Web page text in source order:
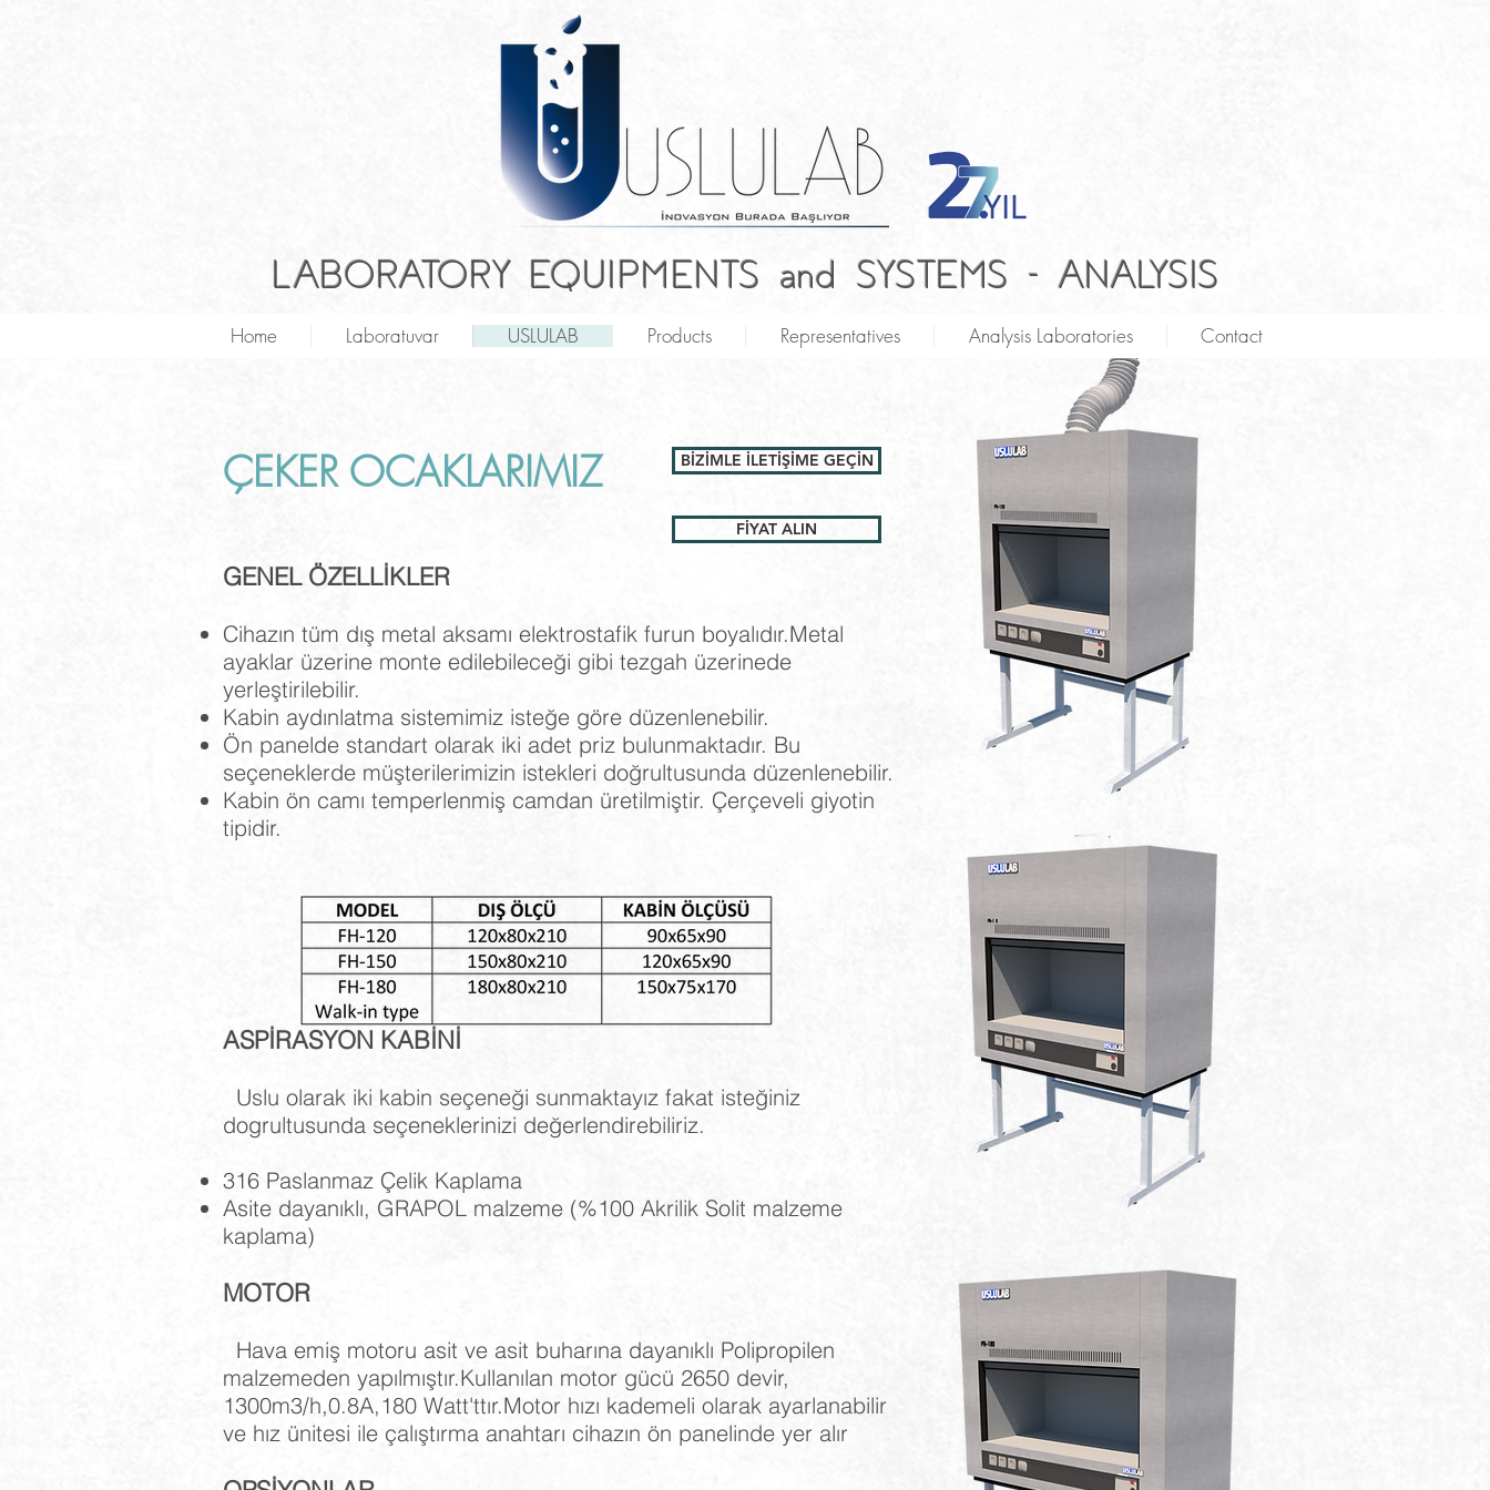
LABORATORY EQUIPMENTS and SYSTEMS - ANALYSIS
Home Laboratuvar USLULAB Products Representatives Analysis Laboratories Contact
ÇEKER OCAKLARIMIZ
GENEL ÖZELLİKLER
Cihazın tüm dış metal aksamı elektrostafik furun boyalıdır.Metal
ayaklar üzerine monte edilebileceği gibi tezgah üzerinede
yerleştirilebilir.
Kabin aydınlatma sistemimiz isteğe göre düzenlenebilir.
Ön panelde standart olarak iki adet priz bulunmaktadır. Bu
seçeneklerde müşterilerimizin istekleri doğrultusunda düzenlenebilir.
Kabin ön camı temperlenmiş camdan üretilmiştir. Çerçeveli giyotin
tipidir.
ASPİRASYON KABİNİ
Uslu olarak iki kabin seçeneği sunmaktayız fakat isteğiniz
dogrultusunda seçeneklerinizi değerlendirebiliriz.
316 Paslanmaz Çelik Kaplama
Asite dayanıklı, GRAPOL malzeme (%100 Akrilik Solit malzeme
kaplama)
MOTOR
Hava emiş motoru asit ve asit buharına dayanıklı Polipropilen
malzemeden yapılmıştır.Kullanılan motor gücü 2650 devir,
1300m3/h,0.8A,180 Watt'ttır.Motor hızı kademeli olarak ayarlanabilir
ve hız ünitesi ile çalıştırma anahtarı cihazın ön panelinde yer alır
BİZİMLE İLETİŞİME GEÇİN
FİYAT ALIN